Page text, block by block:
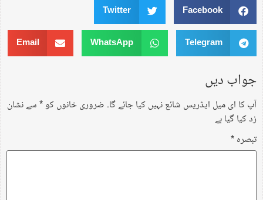
Facebook
Twitter
Telegram
WhatsApp
Email
جواب دیں
آپ کا ای میل ایڈریس شائع نہیں کیا جائے گا۔ضروری خانوں کو*سے نشان
زد کیا گیا ہے
تبصرہ*